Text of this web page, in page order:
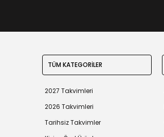
TÜM KATEGORİLER
2027 Takvimleri
2026 Takvimleri
Tarihsiz Takvimler